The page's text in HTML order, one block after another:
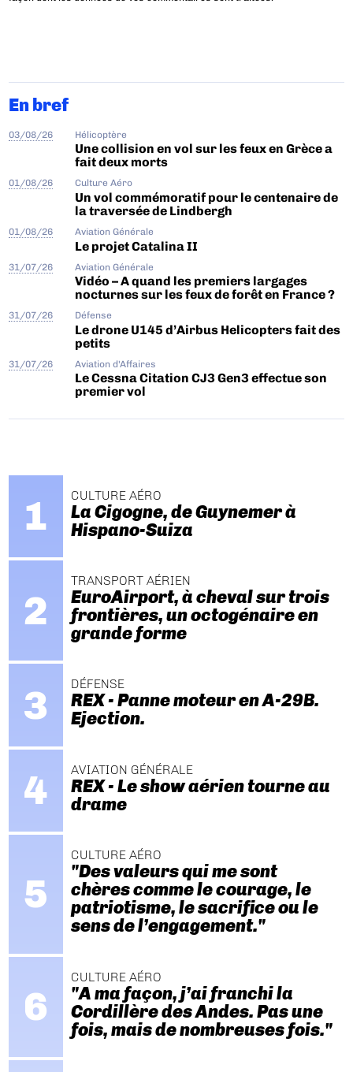
En bref
03/08/26 Hélicoptère
Une collision en vol sur les feux en Grèce a
fait deux morts
01/08/26 Culture Aéro
Un vol commémoratif pour le centenaire de
la traversée de Lindbergh
01/08/26 Aviation Générale
Le projet Catalina II
31/07/26 Aviation Générale
Vidéo – A quand les premiers largages
nocturnes sur les feux de forêt en France ?
31/07/26 Défense
Le drone U145 d’Airbus Helicopters fait des
petits
31/07/26 Aviation d'Affaires
Le Cessna Citation CJ3 Gen3 effectue son
premier vol
CULTURE AÉRO
La Cigogne, de Guynemer à
Hispano-Suiza
TRANSPORT AÉRIEN
EuroAirport, à cheval sur trois
frontières, un octogénaire en
grande forme
DÉFENSE
REX - Panne moteur en A-29B.
Ejection.
AVIATION GÉNÉRALE
REX - Le show aérien tourne au
drame
CULTURE AÉRO
"Des valeurs qui me sont
chères comme le courage, le
patriotisme, le sacrifice ou le
sens de l’engagement."
CULTURE AÉRO
"A ma façon, j’ai franchi la
Cordillère des Andes. Pas une
fois, mais de nombreuses fois."